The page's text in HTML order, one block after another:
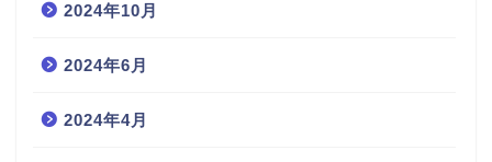
2024年10月
2024年6月
2024年4月